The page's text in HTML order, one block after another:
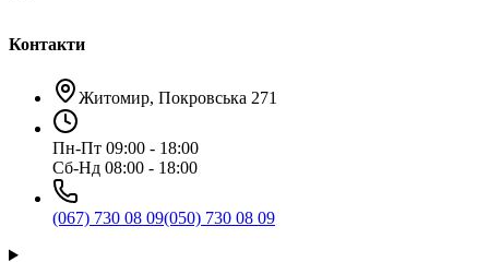
Контакти
Житомир, Покровська 271
Пн-Пт 09:00 - 18:00
Сб-Нд 08:00 - 18:00
(067) 730 08 09(050) 730 08 09